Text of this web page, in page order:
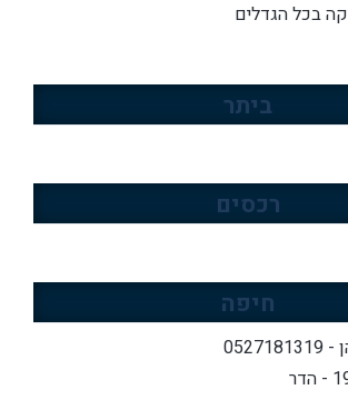
בכל הגדלים
ביתר
רכסים
חיפה